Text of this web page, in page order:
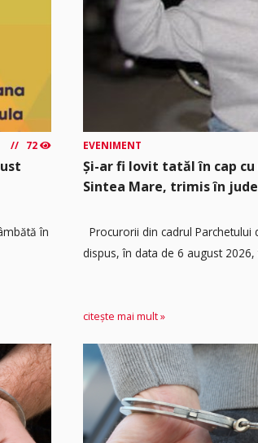
72
în
EVENIMENT
Și-ar fi lovit tatăl în cap
Sintea Mare, trimis în
Procurorii din cadrul Parchetului
dispus, în data de 6 august 2026,
citește mai mult »